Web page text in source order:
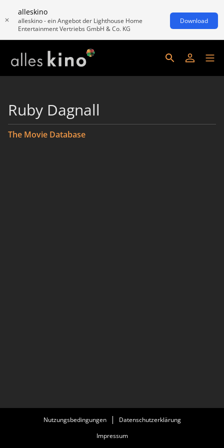
alleskino
alleskino - ein Angebot der Lighthouse Home
Entertainment Vertriebs GmbH & Co. KG
Download
Ruby Dagnall
The Movie Database
Nutzungsbedingungen
Datenschutzerklärung
Impressum